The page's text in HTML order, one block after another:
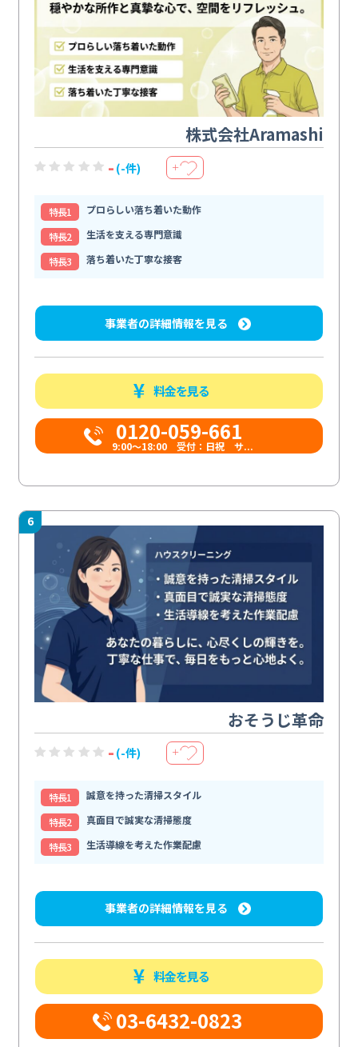
株式会社Aramashi
- (-件) ＋
特⻑1
プロらしい落ち着いた動作
特⻑2
生活を支える専門意識
特⻑3
落ち着いた丁寧な接客
事業者の詳細情報を見る
料金を見る
0120-059-661
9:00〜18:00 受付：日祝 サ...
6
おそうじ革命
- (-件) ＋
特⻑1
誠意を持った清掃スタイル
特⻑2
真面目で誠実な清掃態度
特⻑3
生活導線を考えた作業配慮
事業者の詳細情報を見る
料金を見る
03-6432-0823